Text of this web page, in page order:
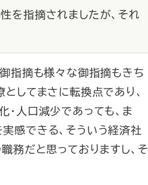
を指摘されましたが、それ
御指摘も様々な御指摘もきち
してまさに転換点であり、
・人口減少であっても、ま
感できる、そういう経済社
務だと思っておりますし、そ